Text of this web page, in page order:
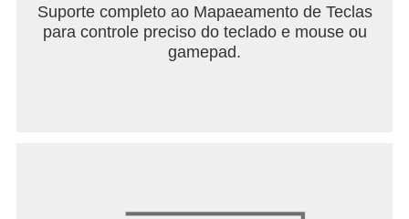
Suporte completo ao Mapaeamento de Teclas
para controle preciso do teclado e mouse ou
gamepad.